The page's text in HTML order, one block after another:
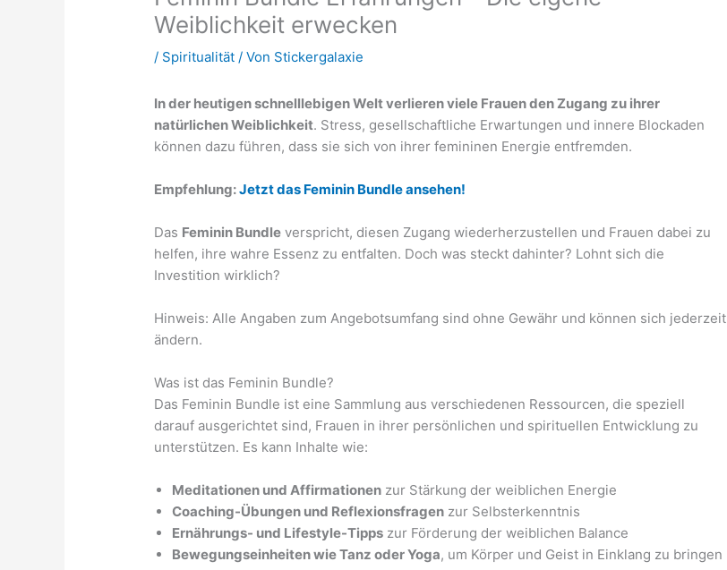
Weiblichkeit erwecken
/ Spiritualität / Von Stickergalaxie
In der heutigen schnelllebigen Welt verlieren viele Frauen den Zugang zu ihrer
natürlichen Weiblichkeit. Stress, gesellschaftliche Erwartungen und innere Blockaden
können dazu führen, dass sie sich von ihrer femininen Energie entfremden.
Empfehlung:Jetzt das Feminin Bundle ansehen!
Das Feminin Bundle verspricht, diesen Zugang wiederherzustellen und Frauen dabei zu
helfen, ihre wahre Essenz zu entfalten. Doch was steckt dahinter? Lohnt sich die
Investition wirklich?
Hinweis: Alle Angaben zum Angebotsumfang sind ohne Gewähr und können sich jederzeit
ändern.
Was ist das Feminin Bundle?
Das Feminin Bundle ist eine Sammlung aus verschiedenen Ressourcen, die speziell
darauf ausgerichtet sind, Frauen in ihrer persönlichen und spirituellen Entwicklung zu
unterstützen. Es kann Inhalte wie:
Meditationen und Affirmationen zur Stärkung der weiblichen Energie
Coaching-Übungen und Reflexionsfragen zur Selbsterkenntnis
Ernährungs- und Lifestyle-Tipps zur Förderung der weiblichen Balance
Bewegungseinheiten wie Tanz oder Yoga, um Körper und Geist in Einklang zu bringen